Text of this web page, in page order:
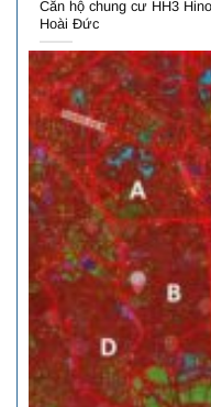
Căn hộ chung cư HH3
Hoài Đức